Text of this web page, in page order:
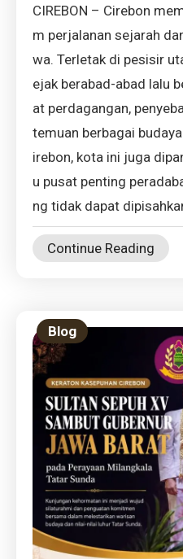
CIREBON – Cirebon
m perjalanan sejarah
wa. Terletak di pesisir
ejak berabad-abad lalu
at perdagangan,
temuan berbagai
irebon, kota ini juga
u pusat penting
ng tidak dapat
Continue Reading
Blog